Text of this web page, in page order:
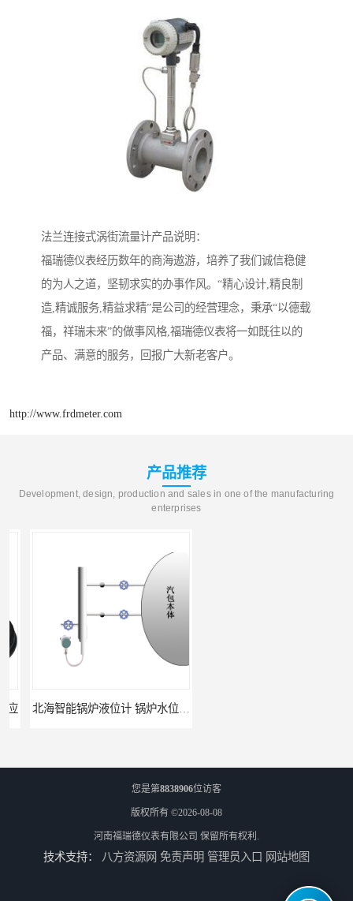
法兰连接式涡街流量计产品说明：
福瑞德仪表经历数年的商海遨游，培养了我们诚信稳健
的为人之道，坚韧求实的办事作风。“精心设计,精良制
造,精诚服务,精益求精”是公司的经营理念，秉承“以德载
福，祥瑞未来”的做事风格,福瑞德仪表将一如既往以的
产品、满意的服务，回报广大新老客户。
http://www.frdmeter.com
产品推荐
Development, design, production and sales in one of the manufacturing
enterprises
北海智能锅炉液位计 锅炉水位计厂商 自动适应自动校准
您是第8838906位访客
版权所有 ©2026-08-08
河南福瑞德仪表有限公司 保留所有权利.
技术支持： 八方资源网 免责声明 管理员入口 网站地图